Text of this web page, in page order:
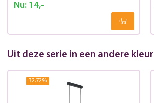
Nu:14,-
Uit deze serie in een andere kleur
32.72%